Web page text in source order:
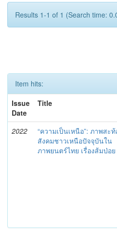
Results 1-1 of 1 (Search time:
Item hits:
Issue
Date
Title
2022
“ความเป็นเหนือ”: ภาพสะ
สังคมชาวเหนือปัจจุบันใน
ภาพยนตร์ไทย เรื่องส้มป่อย